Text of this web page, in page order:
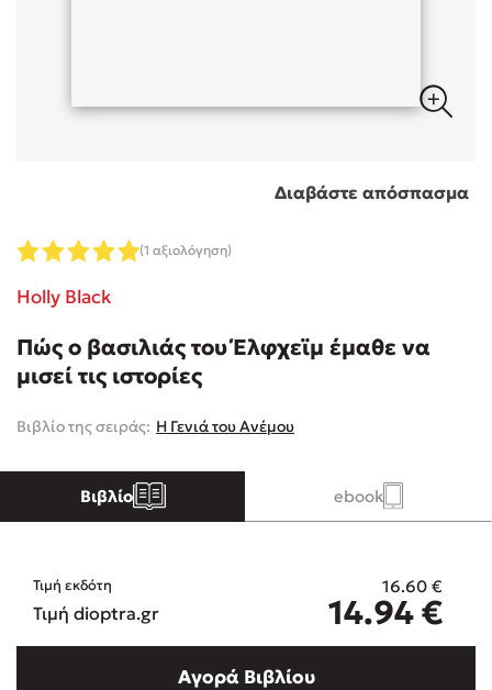
Κώστας Κρομμύδας
Ιωάννης Γλωσσόπουλος
Ένας γίγαντας στο σχολείο
Πάνω, κάτω, μπροστά, πίσω
Διαβάστε απόσπασμα
(1 αξιολόγηση)
Holly Black
Πώς ο βασιλιάς του Έλφχεϊμ έμαθε να
μισεί τις ιστορίες
Βιβλίο της σειράς: Η Γενιά του Ανέμου
Βιβλίο ebook
Τιμή εκδότη 16.60 €
Τιμή dioptra.gr 14.94€
Αγορά Βιβλίου